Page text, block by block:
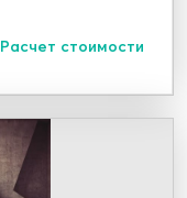
Расчет стоимости